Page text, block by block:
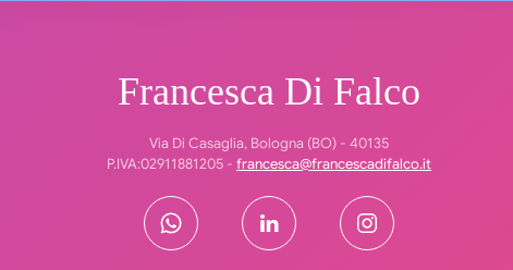
Francesca Di Falco
Via Di Casaglia, Bologna (BO) - 40135
P.IVA:02911881205 - francesca@francescadifalco.it